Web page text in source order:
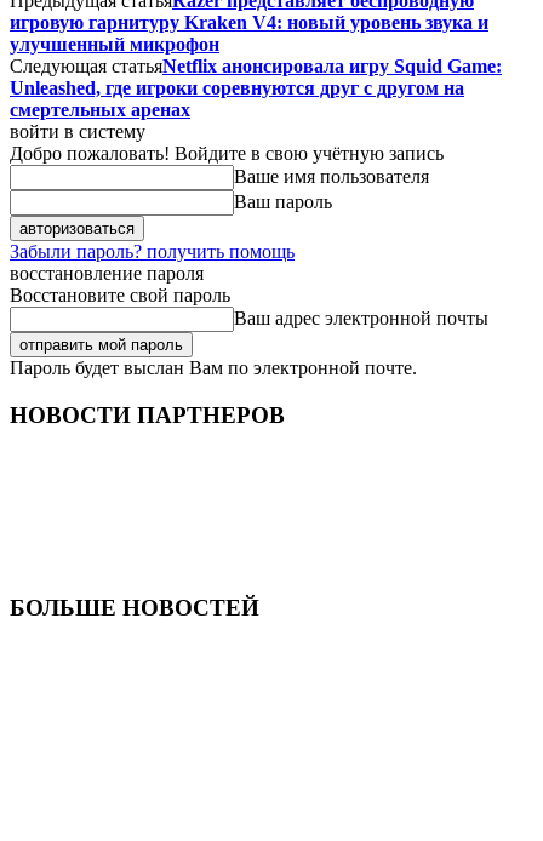
игровую гарнитуру Kraken V4: новый уровень звука и
улучшенный микрофон
Следующая статьяNetflix анонсировала игру Squid Game:
Unleashed, где игроки соревнуются друг с другом на
смертельных аренах
войти в систему
Добро пожаловать! Войдите в свою учётную запись
Ваше имя пользователя
Ваш пароль
Забыли пароль? получить помощь
восстановление пароля
Восстановите свой пароль
Ваш адрес электронной почты
Пароль будет выслан Вам по электронной почте.
НОВОСТИ ПАРТНЕРОВ
БОЛЬШЕ НОВОСТЕЙ